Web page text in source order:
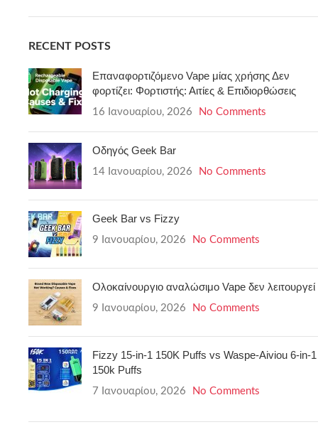
RECENT POSTS
Επαναφορτιζόμενο Vape μίας χρήσης Δεν
φορτίζει: Φορτιστής: Αιτίες & Επιδιορθώσεις
16 Ιανουαρίου, 2026 No Comments
Οδηγός Geek Bar
14 Ιανουαρίου, 2026 No Comments
Geek Bar vs Fizzy
9 Ιανουαρίου, 2026 No Comments
Ολοκαίνουργιο αναλώσιμο Vape δεν λειτουργεί
9 Ιανουαρίου, 2026 No Comments
Fizzy 15-in-1 150K Puffs vs Waspe-Aiviou 6-in-1
150k Puffs
7 Ιανουαρίου, 2026 No Comments